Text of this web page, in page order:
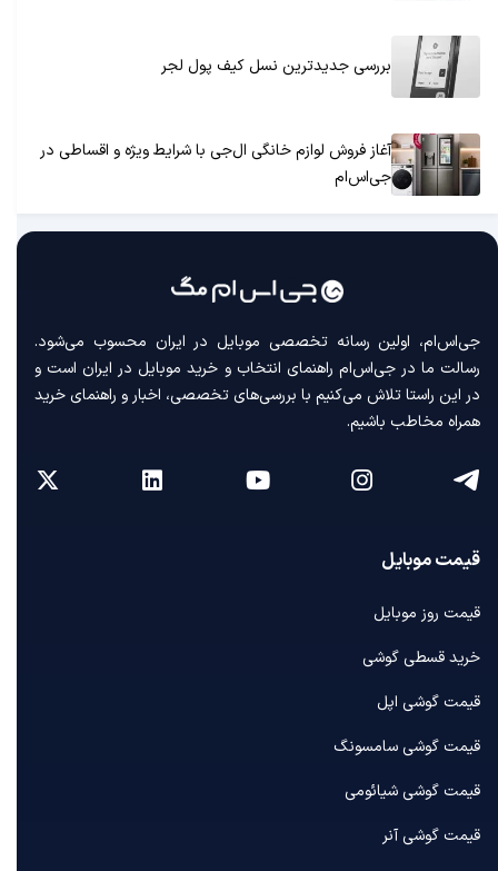
بررسی جدیدترین نسل کیف پول لجر
آغاز فروش لوازم خانگی ال‌جی با شرایط ویژه و اقساطی در
جی‌اس‌ام
جی‌اس‌ام، اولین رسانه‌ تخصصی موبایل در ایران محسوب می‌شود.
رسالت ما در جی‌اس‌ام راهنمای انتخاب و خرید موبایل در ایران است و
در این راستا تلاش می‌کنیم با بررسی‌های تخصصی، اخبار و راهنمای خرید
همراه مخاطب باشیم.
قیمت موبایل
قیمت روز موبایل
خرید قسطی گوشی
قیمت گوشی اپل
قیمت گوشی سامسونگ
قیمت گوشی شیائومی
قیمت گوشی آنر